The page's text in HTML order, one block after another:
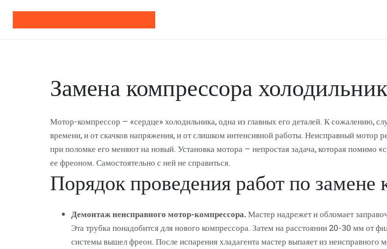
Замена компрессора
Мотор-компрессор – «сердце» холодильника, одна из главных его деталей. К сожалению,
времени, и от скачков напряжения, и от слишком интенсивной работы. Неисправный мотор
при поломке его меняют на новый. Установка мотора – непростая задача, которая помимо
ее фреоном. Самостоятельно с ней не справиться.
Порядок проведения работ по замене
Демонтаж неисправного мотор-компрессора.Мастер надрежет и обломает
Эта трубка понадобится для нового компрессора. Затем на расстоянии 20-30 мм от
системы вышел фреон. После испарения хладагента мастер выпаяет из